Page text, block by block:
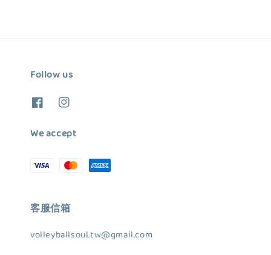
Follow us
We accept
客服信箱
volleyballsoul.tw@gmail.com